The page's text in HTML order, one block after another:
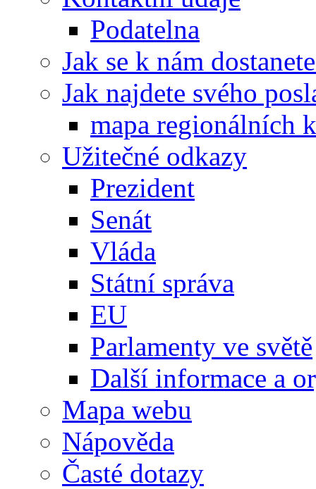
Podatelna
Jak se k nám
Jak najdete svého
mapa regionálních
Užitečné odkazy
Prezident
Senát
Vláda
Státní správa
EU
Parlamenty ve světě
Další informace a
Mapa webu
Nápověda
Časté dotazy